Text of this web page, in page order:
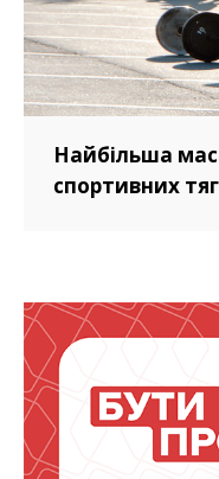
Найбільша
спортивних